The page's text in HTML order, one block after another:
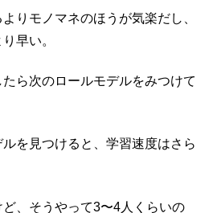
りモノマネのほうが気楽だし、
早い。
ら次のロールモデルをみつけて
を見つけると、学習速度はさら
、そうやって3〜4人くらいの